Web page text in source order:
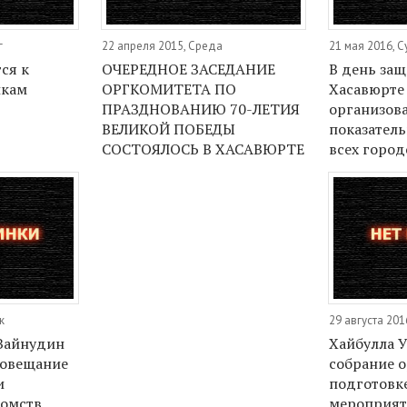
к
22 апреля 2015, Среда
ОЧЕРЕДНОЕ ЗАСЕДАНИЕ
ОРГКОМИТЕТА ПО
ПРАЗДНОВАНИЮ 70-ЛЕТИЯ
ВЕЛИКОЙ ПОБЕДЫ
СОСТОЯЛОСЬ В ХАСАВЮРТЕ
21 мая 2016,
В день
Хасавюрте
всех
29 августа
Хайбулла
собрание